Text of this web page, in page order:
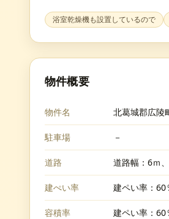
浴室乾燥機も設置しているので
物件概要
物件名 北葛城郡広陵
駐車場 －
道路 道路幅：6ｍ
建ぺい率 建ペい率：60
容積率 建ペい率：60